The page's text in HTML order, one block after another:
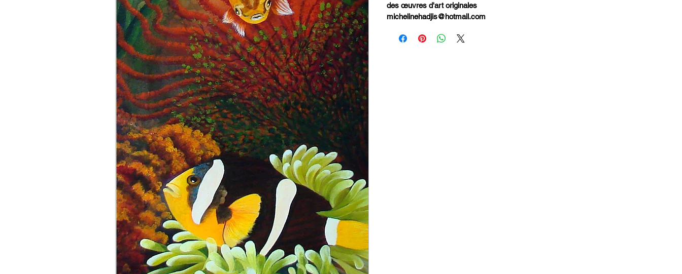
des œuvres d'art originales
michelinehadjis@hotmail.com